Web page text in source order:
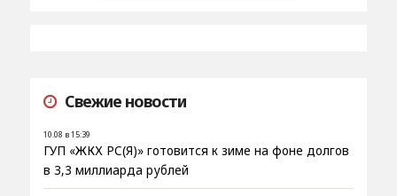
Свежие новости
10.08 в 15:39
ГУП «ЖКХ РС(Я)» готовится к зиме на фоне долгов
в 3,3 миллиарда рублей